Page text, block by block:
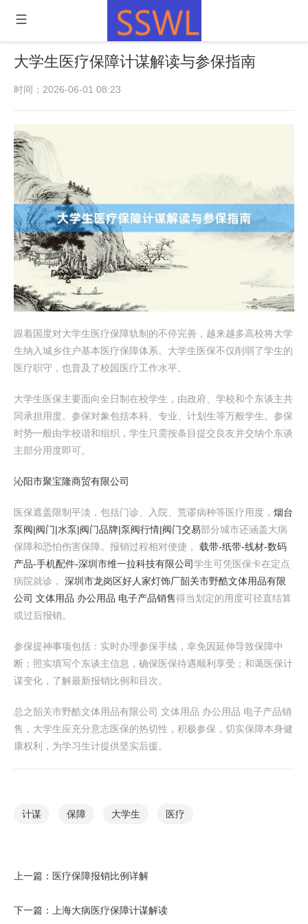
大学生医疗保障计谋解读与参保指南
时间：2026-06-01 08:23
跟着国度对大学生医疗保障轨制的不停完善，越来越多高校将大学
生纳入城乡住户基本医疗保障体系。大学生医保不仅削弱了学生的
医疗职守，也普及了校园医疗工作水平。
大学生医保主要面向全日制在校学生，由政府、学校和个东谈主共
同承担用度。参保对象包括本科、专业、计划生等万般学生。参保
时势一般由学校谐和组织，学生只需按条目提交良友并交纳个东谈
主部分用度即可。
沁阳市聚宝隆商贸有限公司
医保遮盖限制平淡，包括门诊、入院、荒谬病种等医疗用度， 烟台
泵阀|阀门|水泵|阀门品牌|泵阀行情|阀门交易部分城市还涵盖大病
保障和恐怕伤害保障。报销过程相对便捷， 载带-纸带-线材-数码
产品-手机配件-深圳市维一拉科技有限公司学生可凭医保卡在定点
病院就诊， 深圳市龙岗区好人家灯饰厂韶关市野酷文体用品有限
公司 文体用品 办公用品 电子产品销售得当划定的用度可径直结算
或过后报销。
参保提神事项包括：实时办理参保手续，幸免因延伸导致保障中
断；照实填写个东谈主信息，确保医保待遇顺利享受；和蔼医保计
谋变化，了解最新报销比例和目次。
总之韶关市野酷文体用品有限公司 文体用品 办公用品 电子产品销
售，大学生应充分意志医保的热切性，积极参保，切实保障本身健
康权利，为学习生计提供坚实后援。
计谋 保障 大学生 医疗
上一篇： 医疗保障报销比例详解
下一篇： 上海大病医疗保障计谋解读